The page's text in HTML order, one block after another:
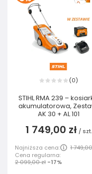
(0)
STIHL RMA 239 –
akumulatorowa,
AK 30 + AL 101
1 749,00 zł / szt.
Najniższa cena:
1
Cena regularna:
2 099,00 zł -17%